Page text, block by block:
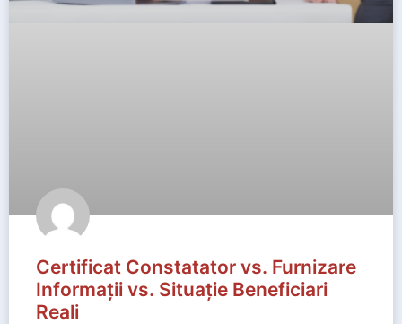
Certificat Constatator vs. Furnizare
Informații vs. Situație Beneficiari
Reali